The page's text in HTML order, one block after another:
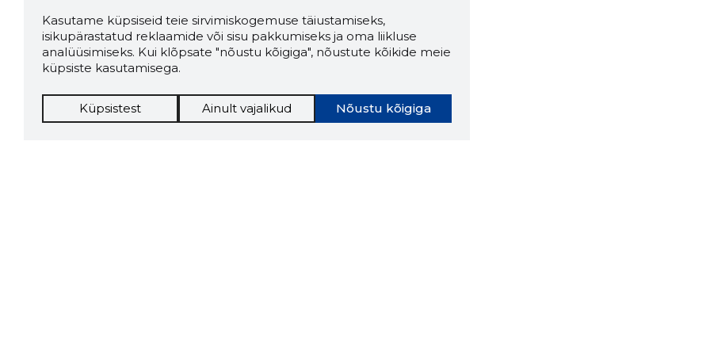
Kasutame küpsiseid teie sirvimiskogemuse täiustamiseks,
isikupärastatud reklaamide või sisu pakkumiseks ja oma liikluse
analüüsimiseks. Kui klõpsate "nõustu kõigiga", nõustute kõikide meie
küpsiste kasutamisega.
Nõustu kõigiga
Küpsistest Ainult vajalikud